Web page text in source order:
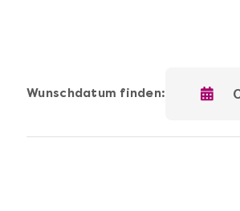
Wunschdatum finden: